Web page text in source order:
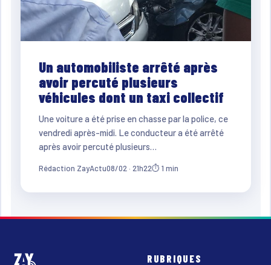
Un automobiliste arrêté après
avoir percuté plusieurs
véhicules dont un taxi collectif
Une voiture a été prise en chasse par la police, ce
vendredi après-midi. Le conducteur a été arrêté
après avoir percuté plusieurs…
Rédaction ZayActu08/02 · 21h22⏱ 1 min
RUBRIQUES